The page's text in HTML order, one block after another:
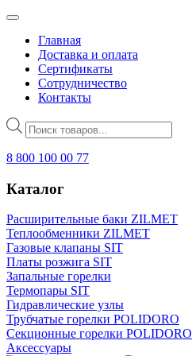
Главная
Доставка и оплата
Сертификаты
Сотрудничество
Контакты
Поиск
товаров
8 800 100 00 77
Каталог
Расширительные баки ZILMET
Теплообменники ZILMET
Газовые клапаны SIT
Платы розжига SIT
Запальные горелки
Термопары SIT
Гидравлические узлы
Трубчатые горелки POLIDORO
Секционные горелки POLIDORO
Аксессуары